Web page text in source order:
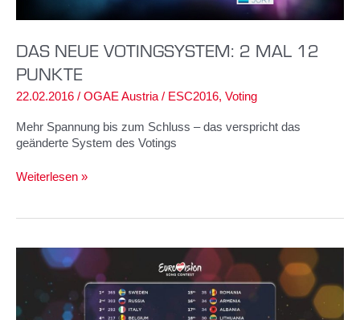
DAS NEUE VOTINGSYSTEM: 2 MAL 12
PUNKTE
22.02.2016 / OGAE Austria / ESC2016, Voting
Mehr Spannung bis zum Schluss – das verspricht das
geänderte System des Votings
Das
Punkte
Weiterlesen »